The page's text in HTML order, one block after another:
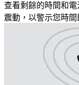
查看剩餘的時間和
震動，以警示您時間